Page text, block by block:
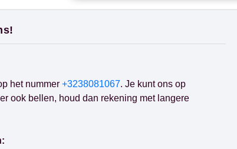
het nummer +3238081067. Je kunt ons op
ook bellen, houd dan rekening met langere